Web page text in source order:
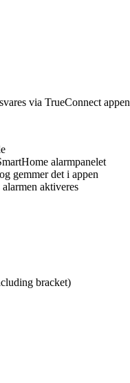
via TrueConnect
alarmpanelet
gemmer det i appen
aktiveres
bracket)